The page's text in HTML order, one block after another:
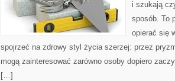
i szukają
sposób. To
opierać się
spojrzeć na zdrowy styl życia szerzej: przez
mogą zainteresować zarówno osoby dopiero
[…]